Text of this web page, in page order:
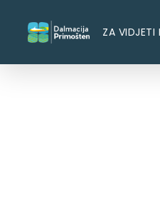
ZA VIDJETI